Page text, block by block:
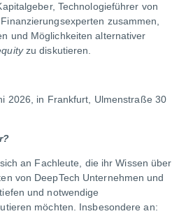
Technologieführer von
zusammen,
und Möglichkeiten alternativer
zu diskutieren.
2026, in Frankfurt, Ulmenstraße 30
an Fachleute, die ihr Wissen über
von DeepTech Unternehmen und
und notwendige
möchten. Insbesondere an: